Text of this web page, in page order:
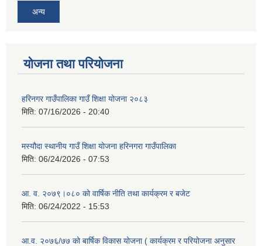
अन्य
योजना तथा परियोजना
हरिनगर गाउँपालिका गाउँ शिक्षा योजना २०८३
मिति: 07/16/2026 - 20:40
मस्यौदा स्थानीय गाउँ शिक्षा योजना हरिनगरा गाउँपालिका
मिति: 06/24/2026 - 07:53
आ. व. २०७९।०८० को वार्षिक नीति तथा कार्यक्रम र बजेट
मिति: 06/24/2022 - 15:53
आ.व. २०७६/७७ को बार्षिक विकास योजना ( कार्यक्रम र परियोजना अनुसार